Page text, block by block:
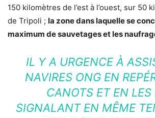
150 kilomètres de l’est à l’ouest, sur 50
de Tripoli ; la zone dans laquelle se
maximum de sauvetages et les
IL Y A URGENCE À
NAVIRES ONG EN
CANOTS ET EN LES
SIGNALANT EN MÊME